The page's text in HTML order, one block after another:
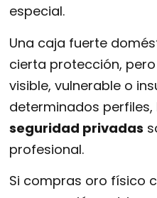
especial.
Una caja fuerte
cierta protección,
visible, vulnerable o
determinados perfiles,
seguridad privadas
profesional.
Si compras oro físico